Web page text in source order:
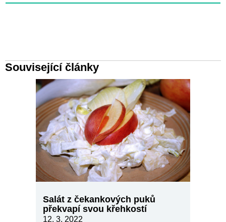
Související články
Salát z čekankových puků
překvapí svou křehkostí
12. 3. 2022